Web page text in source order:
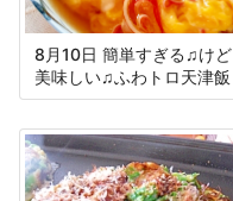
8月10日 簡単すぎる♫けど
美味しい♫ふわトロ天津飯